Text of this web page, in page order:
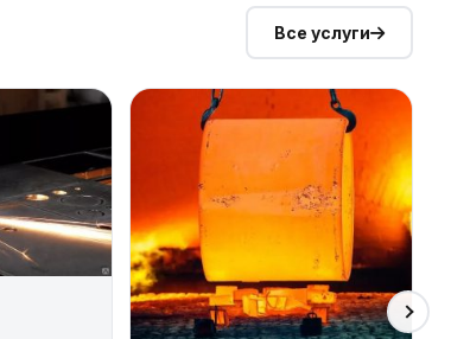
Все услуги